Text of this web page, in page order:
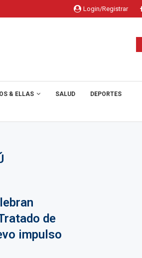
Login/Registrar
& ELLAS SALUD DEPORTES
de
impulso